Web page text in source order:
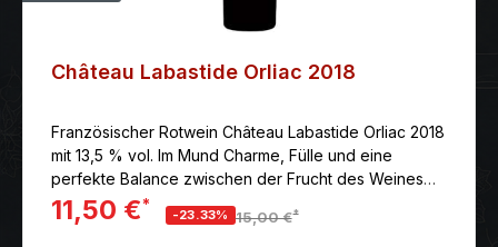
Château Labastide Orliac 2018
Französischer Rotwein Château Labastide Orliac 2018
mit 13,5 % vol. Im Mund Charme, Fülle und eine
perfekte Balance zwischen der Frucht des Weines
und einer leichten, kaum wahrnehmbaren Holznote.
11,50 €*
-23.33% 15,00 €*